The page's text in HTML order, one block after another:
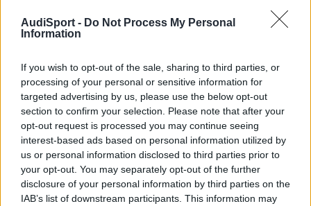
AudiSport - Do Not Process My Personal
Information
If you wish to opt-out of the sale, sharing to third parties, or
processing of your personal or sensitive information for
targeted advertising by us, please use the below opt-out
section to confirm your selection. Please note that after your
opt-out request is processed you may continue seeing
interest-based ads based on personal information utilized by
us or personal information disclosed to third parties prior to
your opt-out. You may separately opt-out of the further
disclosure of your personal information by third parties on the
IAB’s list of downstream participants. This information may
mirolcruz
Publicado 21 de Enero del 2011